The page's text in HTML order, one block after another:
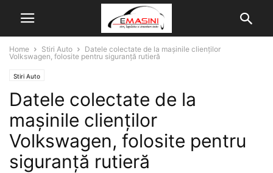
Home Stiri Auto
Datele colectate de la mașinile clienților
Volkswagen, folosite pentru siguranță rutieră
Stiri Auto
Datele colectate de la
mașinile clienților
Volkswagen, folosite pentru
siguranță rutieră